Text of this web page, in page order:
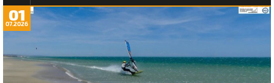
01
07.2026